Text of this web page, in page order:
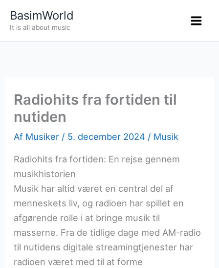
BasimWorld
It is all about music
Radiohits fra fortiden til
nutiden
Af Musiker / 5. december 2024 / Musik
Radiohits fra fortiden: En rejse gennem
musikhistorien
Musik har altid været en central del af
menneskets liv, og radioen har spillet en
afgørende rolle i at bringe musik til
masserne. Fra de tidlige dage med AM-radio
til nutidens digitale streamingtjenester har
radioen været med til at forme